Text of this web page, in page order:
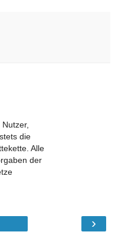
die
Alle
der
›